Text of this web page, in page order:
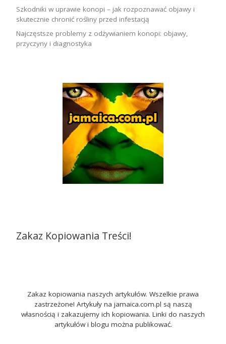
Szkodniki w uprawie konopi – jak rozpoznawać objawy i
skutecznie chronić rośliny przed infestacją
Najczęstsze problemy z odżywianiem konopi: objawy,
przyczyny i diagnostyka
Zakaz Kopiowania Treści!
Zakaz kopiowania naszych artykułów. Wszelkie prawa
zastrzeżone! Artykuły na jamaica.com.pl są naszą
własnością i zakazujemy ich kopiowania. Linki do naszych
artykułów i blogu można publikować.